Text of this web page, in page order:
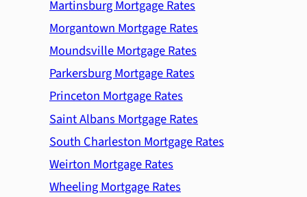
Martinsburg Mortgage Rates
Morgantown Mortgage Rates
Moundsville Mortgage Rates
Parkersburg Mortgage Rates
Princeton Mortgage Rates
Saint Albans Mortgage Rates
South Charleston Mortgage Rates
Weirton Mortgage Rates
Wheeling Mortgage Rates